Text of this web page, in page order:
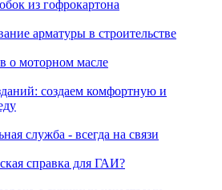
из гофрокартона
арматуры в строительстве
о моторном масле
создаем комфортную и
служба - всегда на связи
справка для ГАИ?